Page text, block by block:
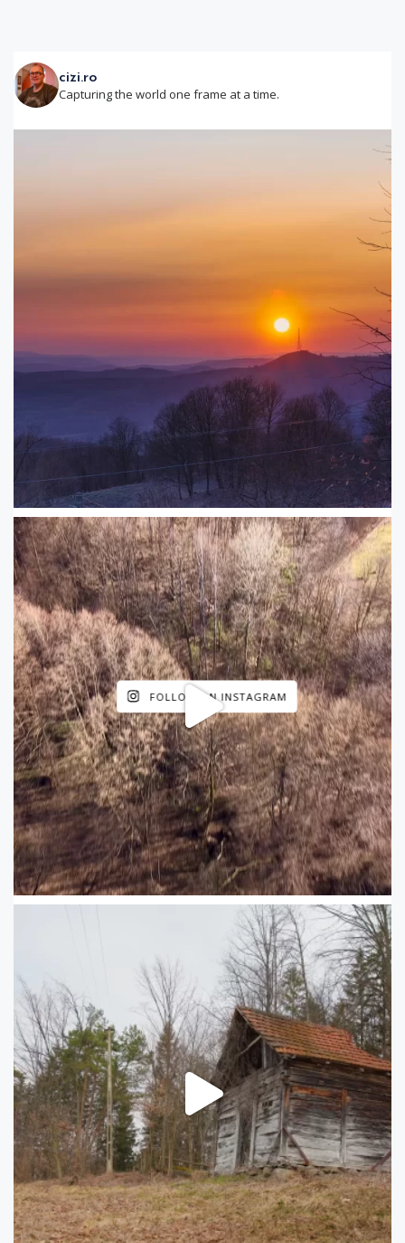
cizi.ro
Capturing the world one frame at a time.
FOLLOW ON INSTAGRAM